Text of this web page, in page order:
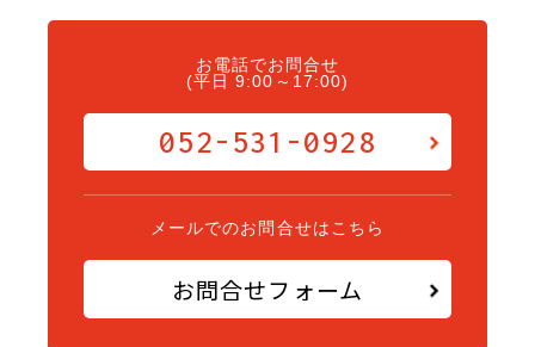
お電話でお問合せ
(平日 9:00～17:00)
052-531-0928
メールでのお問合せはこちら
お問合せフォーム